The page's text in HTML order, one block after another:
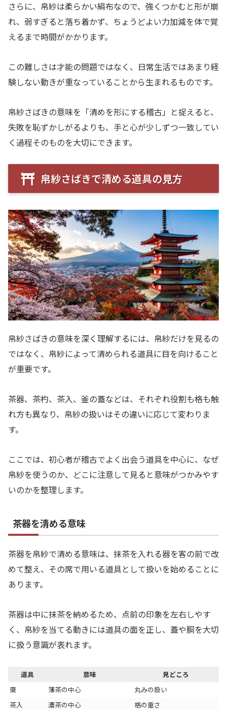
さらに、帛紗は柔らかい絹布なので、強くつかむと形が崩
れ、弱すぎると落ち着かず、ちょうどよい力加減を体で覚
えるまで時間がかかります。
この難しさは才能の問題ではなく、日常生活ではあまり経
験しない動きが重なっていることから生まれるものです。
帛紗さばきの意味を「清めを形にする稽古」と捉えると、
失敗を恥ずかしがるよりも、手と心が少しずつ一致してい
く過程そのものを大切にできます。
帛紗さばきで清める道具の見方
帛紗さばきの意味を深く理解するには、帛紗だけを見るの
ではなく、帛紗によって清められる道具に目を向けること
が重要です。
茶器、茶杓、茶入、釜の蓋などは、それぞれ役割も格も触
れ方も異なり、帛紗の扱いはその違いに応じて変わりま
す。
ここでは、初心者が稽古でよく出会う道具を中心に、なぜ
帛紗を使うのか、どこに注意して見ると意味がつかみやす
いのかを整理します。
茶器を清める意味
茶器を帛紗で清める意味は、抹茶を入れる器を客の前で改
めて整え、その席で用いる道具として扱いを始めることに
あります。
茶器は中に抹茶を納めるため、点前の印象を左右しやす
く、帛紗を当てる動きには道具の面を正し、蓋や胴を大切
に扱う意識が表れます。
道具 意味
見どころ
棗
薄茶の中心
丸みの扱い
茶入
濃茶の中心
格の重さ